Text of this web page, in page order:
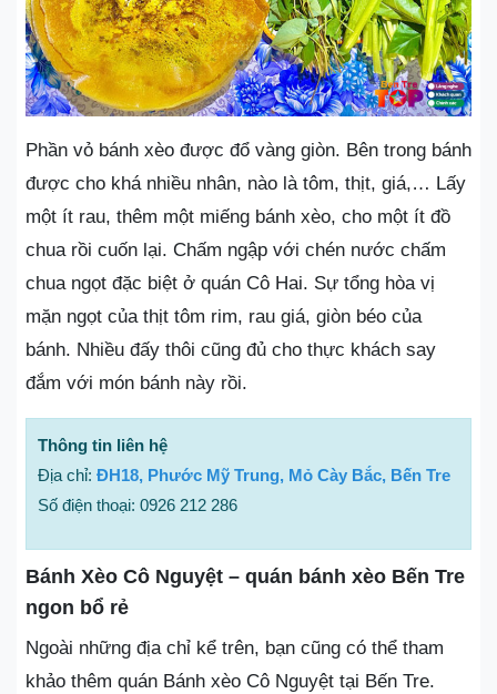
Phần vỏ bánh xèo được đổ vàng giòn. Bên trong bánh
được cho khá nhiều nhân, nào là tôm, thịt, giá,… Lấy
một ít rau, thêm một miếng bánh xèo, cho một ít đồ
chua rồi cuốn lại. Chấm ngập với chén nước chấm
chua ngọt đặc biệt ở quán Cô Hai. Sự tổng hòa vị
mặn ngọt của thịt tôm rim, rau giá, giòn béo của
bánh. Nhiều đấy thôi cũng đủ cho thực khách say
đắm với món bánh này rồi.
Thông tin liên hệ
Địa chỉ: ĐH18, Phước Mỹ Trung, Mỏ Cày Bắc, Bến Tre
Số điện thoại: 0926 212 286
Bánh Xèo Cô Nguyệt – quán bánh xèo Bến Tre
ngon bổ rẻ
Ngoài những địa chỉ kể trên, bạn cũng có thể tham
khảo thêm quán Bánh xèo Cô Nguyệt tại Bến Tre.